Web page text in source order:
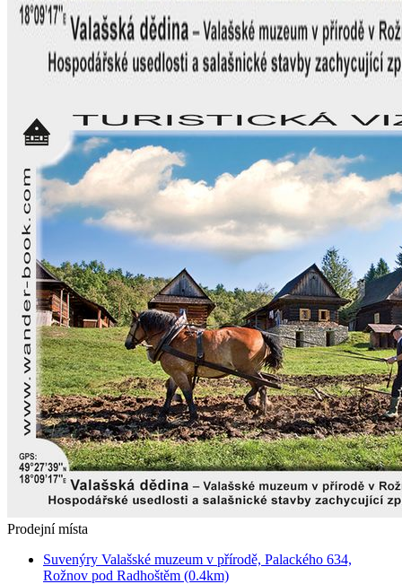
Prodejní místa
Suvenýry Valašské muzeum v přírodě, Palackého 634,
Rožnov pod Radhoštěm (0.4km)